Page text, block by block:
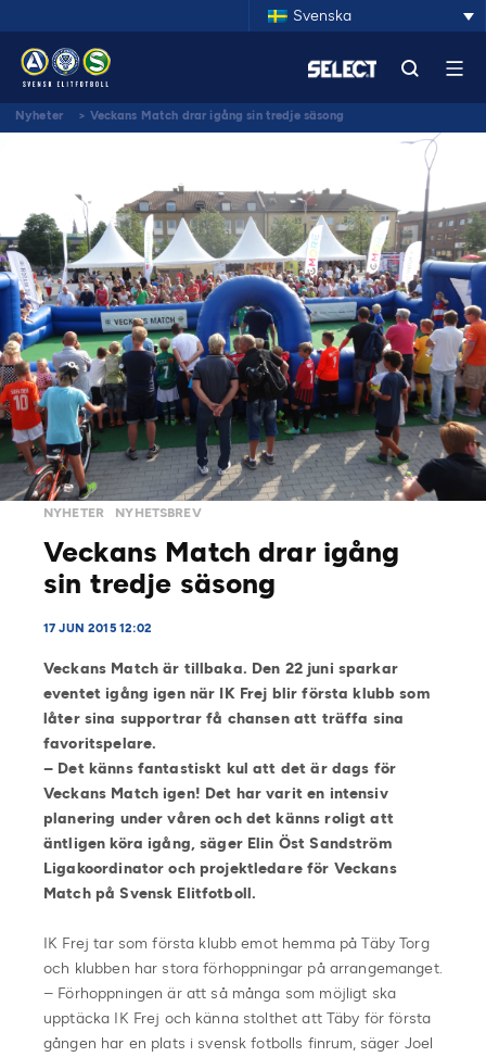
Svenska
Nyheter > Veckans Match drar igång sin tredje säsong
NYHETER NYHETSBREV
Veckans Match drar igång
sin tredje säsong
17 JUN 2015 12:02
Veckans Match är tillbaka. Den 22 juni sparkar
eventet igång igen när IK Frej blir första klubb som
låter sina supportrar få chansen att träffa sina
favoritspelare.
– Det känns fantastiskt kul att det är dags för
Veckans Match igen! Det har varit en intensiv
planering under våren och det känns roligt att
äntligen köra igång, säger Elin Öst Sandström
Ligakoordinator och projektledare för Veckans
Match på Svensk Elitfotboll.
IK Frej tar som första klubb emot hemma på Täby Torg
och klubben har stora förhoppningar på arrangemanget.
– Förhoppningen är att så många som möjligt ska
upptäcka IK Frej och känna stolthet att Täby för första
gången har en plats i svensk fotbolls finrum, säger Joel